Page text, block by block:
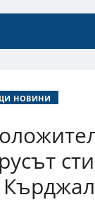
НОВИНИ